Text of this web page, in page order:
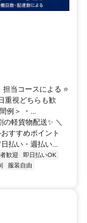
当コースによる ⭐
重視どちらも歓
例＞ ・...
軽貨物配送✨ ＼
すすめポイント
払い・週払い...
歓迎
即日払いOK
服装自由